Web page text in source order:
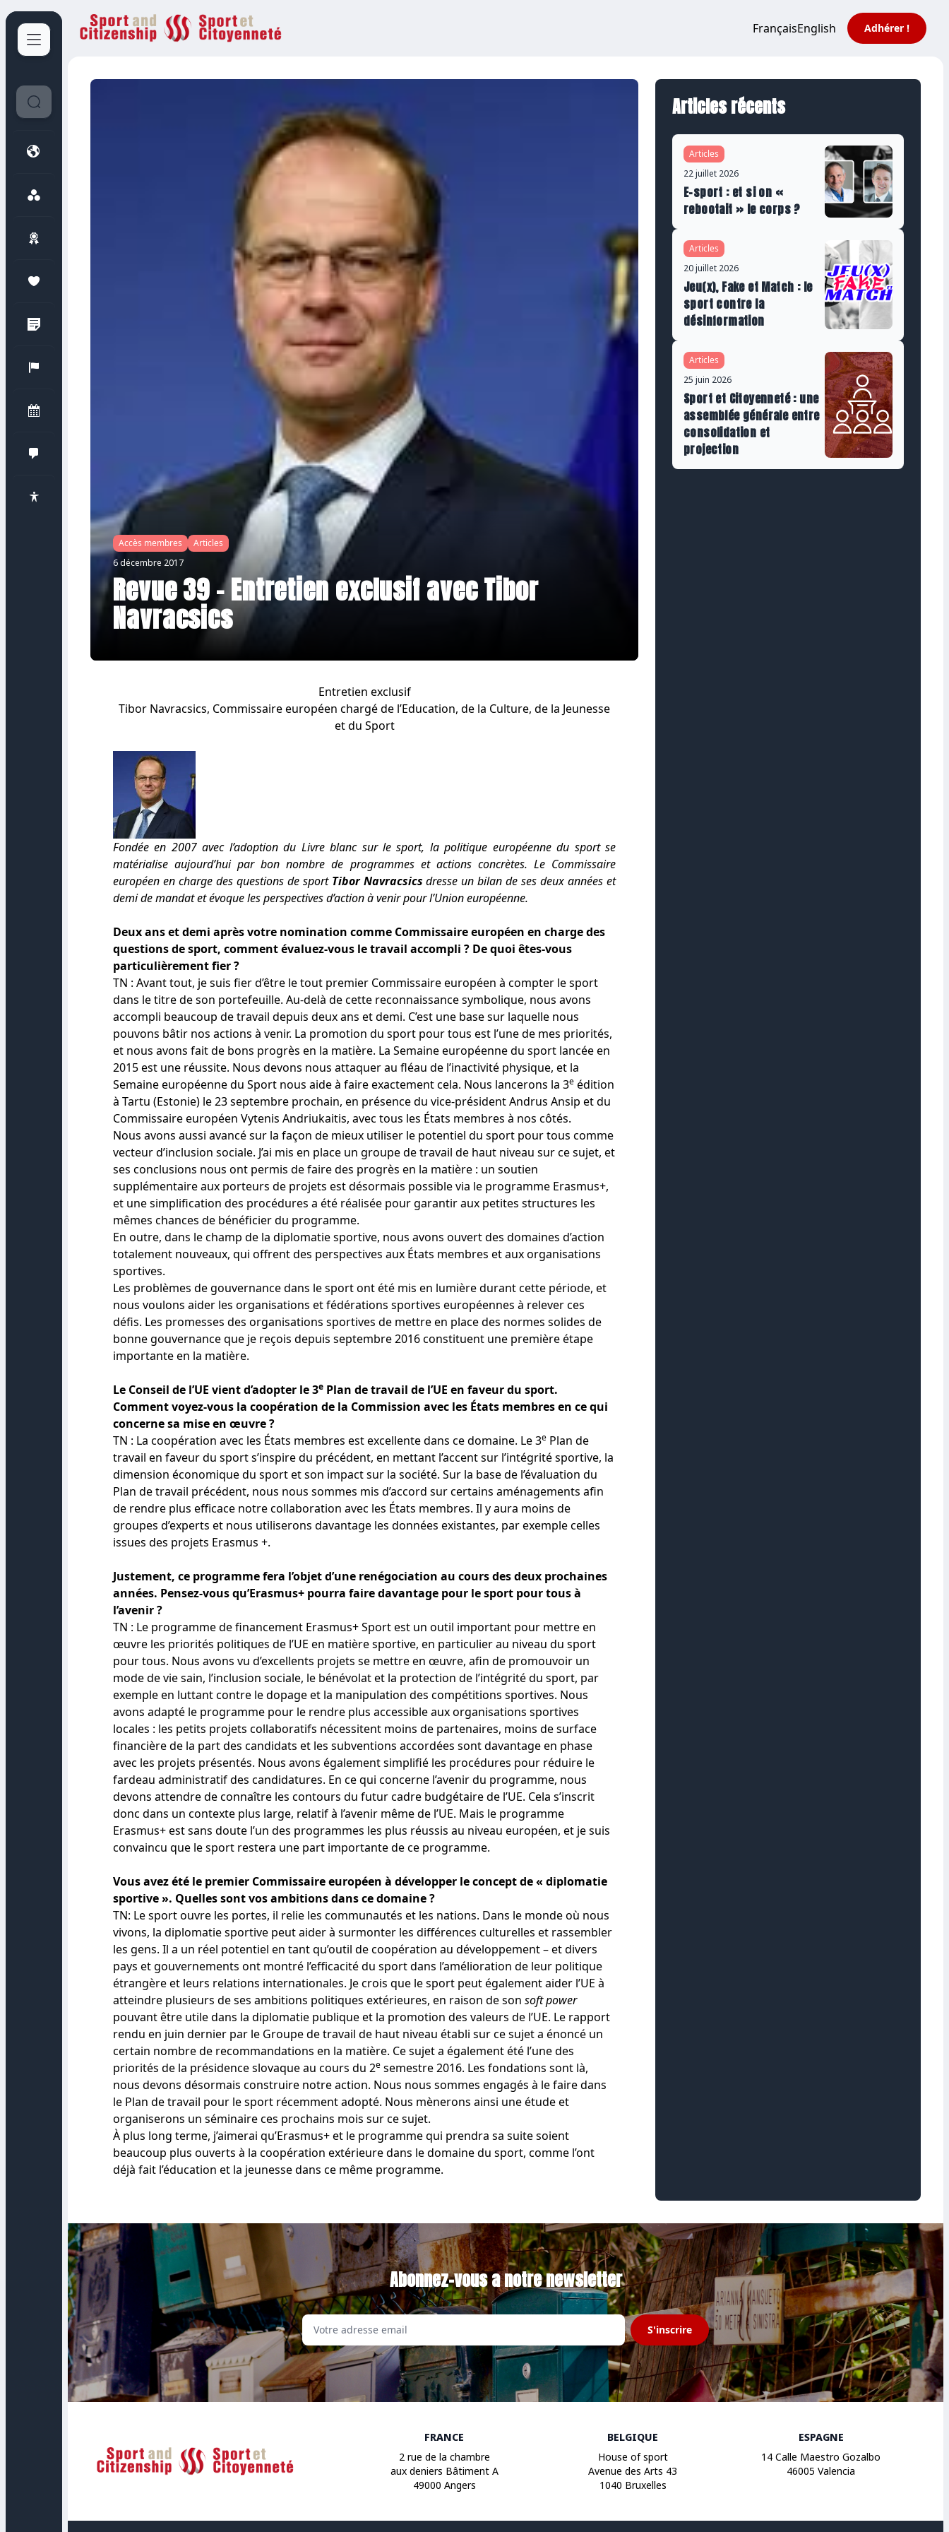
Sport et Citoyenneté FrançaisEnglish Adhérer !
Accès membres
Articles
6 décembre 2017
Revue 39 – Entretien exclusif avec Tibor
Navracsics
Entretien exclusif
Tibor Navracsics, Commissaire européen chargé de l’Education, de la Culture, de la Jeunesse
et du Sport
Fondée en 2007 avec l’adoption du Livre blanc sur le sport, la politique européenne du sport se
matérialise aujourd’hui par bon nombre de programmes et actions concrètes. Le Commissaire
européen en charge des questions de sport Tibor Navracsics dresse un bilan de ses deux années et
demi de mandat et évoque les perspectives d’action à venir pour l’Union européenne.
Deux ans et demi après votre nomination comme Commissaire européen en charge des
questions de sport, comment évaluez-vous le travail accompli ? De quoi êtes-vous
particulièrement fier ?
TN : Avant tout, je suis fier d’être le tout premier Commissaire européen à compter le sport
dans le titre de son portefeuille. Au-delà de cette reconnaissance symbolique, nous avons
accompli beaucoup de travail depuis deux ans et demi. C’est une base sur laquelle nous
pouvons bâtir nos actions à venir. La promotion du sport pour tous est l’une de mes priorités,
et nous avons fait de bons progrès en la matière. La Semaine européenne du sport lancée en
2015 est une réussite. Nous devons nous attaquer au fléau de l’inactivité physique, et la
Semaine européenne du Sport nous aide à faire exactement cela. Nous lancerons la 3e édition
à Tartu (Estonie) le 23 septembre prochain, en présence du vice-président Andrus Ansip et du
Commissaire européen Vytenis Andriukaitis, avec tous les États membres à nos côtés.
Nous avons aussi avancé sur la façon de mieux utiliser le potentiel du sport pour tous comme
vecteur d’inclusion sociale. J’ai mis en place un groupe de travail de haut niveau sur ce sujet, et
ses conclusions nous ont permis de faire des progrès en la matière : un soutien
supplémentaire aux porteurs de projets est désormais possible via le programme Erasmus+,
et une simplification des procédures a été réalisée pour garantir aux petites structures les
mêmes chances de bénéficier du programme.
En outre, dans le champ de la diplomatie sportive, nous avons ouvert des domaines d’action
totalement nouveaux, qui offrent des perspectives aux États membres et aux organisations
sportives.
Les problèmes de gouvernance dans le sport ont été mis en lumière durant cette période, et
nous voulons aider les organisations et fédérations sportives européennes à relever ces
défis. Les promesses des organisations sportives de mettre en place des normes solides de
bonne gouvernance que je reçois depuis septembre 2016 constituent une première étape
importante en la matière.
Le Conseil de l’UE vient d’adopter le 3e Plan de travail de l’UE en faveur du sport.
Comment voyez-vous la coopération de la Commission avec les États membres en ce qui
concerne sa mise en œuvre ?
TN : La coopération avec les États membres est excellente dans ce domaine. Le 3e Plan de
travail en faveur du sport s’inspire du précédent, en mettant l’accent sur l’intégrité sportive, la
dimension économique du sport et son impact sur la société. Sur la base de l’évaluation du
Plan de travail précédent, nous nous sommes mis d’accord sur certains aménagements afin
de rendre plus efficace notre collaboration avec les États membres. Il y aura moins de
groupes d’experts et nous utiliserons davantage les données existantes, par exemple celles
issues des projets Erasmus +.
Justement, ce programme fera l’objet d’une renégociation au cours des deux prochaines
années. Pensez-vous qu’Erasmus+ pourra faire davantage pour le sport pour tous à
l’avenir ?
TN : Le programme de financement Erasmus+ Sport est un outil important pour mettre en
œuvre les priorités politiques de l’UE en matière sportive, en particulier au niveau du sport
pour tous. Nous avons vu d’excellents projets se mettre en œuvre, afin de promouvoir un
mode de vie sain, l’inclusion sociale, le bénévolat et la protection de l’intégrité du sport, par
exemple en luttant contre le dopage et la manipulation des compétitions sportives. Nous
avons adapté le programme pour le rendre plus accessible aux organisations sportives
locales : les petits projets collaboratifs nécessitent moins de partenaires, moins de surface
financière de la part des candidats et les subventions accordées sont davantage en phase
avec les projets présentés. Nous avons également simplifié les procédures pour réduire le
fardeau administratif des candidatures. En ce qui concerne l’avenir du programme, nous
devons attendre de connaître les contours du futur cadre budgétaire de l’UE. Cela s’inscrit
donc dans un contexte plus large, relatif à l’avenir même de l’UE. Mais le programme
Erasmus+ est sans doute l’un des programmes les plus réussis au niveau européen, et je suis
convaincu que le sport restera une part importante de ce programme.
Vous avez été le premier Commissaire européen à développer le concept de « diplomatie
sportive ». Quelles sont vos ambitions dans ce domaine ?
TN: Le sport ouvre les portes, il relie les communautés et les nations. Dans le monde où nous
vivons, la diplomatie sportive peut aider à surmonter les différences culturelles et rassembler
les gens. Il a un réel potentiel en tant qu’outil de coopération au développement – et divers
pays et gouvernements ont montré l’efficacité du sport dans l’amélioration de leur politique
étrangère et leurs relations internationales. Je crois que le sport peut également aider l’UE à
atteindre plusieurs de ses ambitions politiques extérieures, en raison de son soft power
pouvant être utile dans la diplomatie publique et la promotion des valeurs de l’UE. Le rapport
rendu en juin dernier par le Groupe de travail de haut niveau établi sur ce sujet a énoncé un
certain nombre de recommandations en la matière. Ce sujet a également été l’une des
priorités de la présidence slovaque au cours du 2e semestre 2016. Les fondations sont là,
nous devons désormais construire notre action. Nous nous sommes engagés à le faire dans
le Plan de travail pour le sport récemment adopté. Nous mènerons ainsi une étude et
organiserons un séminaire ces prochains mois sur ce sujet.
À plus long terme, j’aimerai qu’Erasmus+ et le programme qui prendra sa suite soient
beaucoup plus ouverts à la coopération extérieure dans le domaine du sport, comme l’ont
déjà fait l’éducation et la jeunesse dans ce même programme.
Articles récents
Articles
22 juillet 2026
E-sport : et si on «
rebootait » le corps ?
Articles
20 juillet 2026
Jeu(x), Fake et Match : le
sport contre la
désinformation
Articles
25 juin 2026
Sport et Citoyenneté : une
assemblée générale entre
consolidation et
projection
Abonnez-vous a notre newsletter
S'inscrire
Sport et Citoyenneté
FRANCE
2 rue de la chambre
aux deniers Bâtiment A
49000 Angers
BELGIQUE
House of sport
Avenue des Arts 43
1040 Bruxelles
ESPAGNE
14 Calle Maestro Gozalbo
46005 Valencia